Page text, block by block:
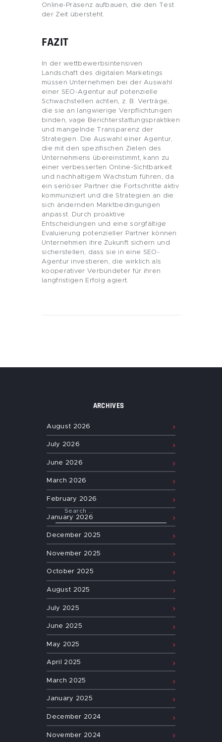
Online-Präsenz aufbauen, die den Test
der Zeit übersteht.
FAZIT
In der wettbewerbsintensiven
Landschaft des digitalen Marketings
müssen Unternehmen bei der Auswahl
einer SEO-Agentur auf potenzielle
Schwachstellen achten, z. B. Verträge,
die sie an langwierige Verpflichtungen
binden, vage Berichterstattungspraktiken
und mangelnde Transparenz der
Strategien. Die Auswahl einer Agentur,
die mit den spezifischen Zielen des
Unternehmens übereinstimmt, kann zu
einer verbesserten Online-Sichtbarkeit
und nachhaltigem Wachstum führen, da
ein seriöser Partner die Fortschritte aktiv
kommuniziert und die Strategien an die
sich ändernden Marktbedingungen
anpasst. Durch proaktive
Entscheidungen und eine sorgfältige
Evaluierung potenzieller Partner können
Unternehmen ihre Zukunft sichern und
sicherstellen, dass sie in eine SEO-
Agentur investieren, die wirklich als
kooperativer Verbündeter für ihren
langfristigen Erfolg agiert.
ARCHIVES
August 2026
July 2026
June 2026
March 2026
February 2026
January 2026
December 2025
November 2025
October 2025
August 2025
July 2025
June 2025
May 2025
April 2025
March 2025
January 2025
December 2024
November 2024